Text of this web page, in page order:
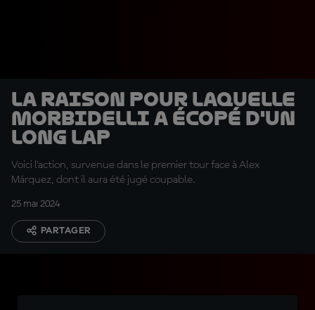
La raison pour laquelle
Morbidelli a écopé d'un
Long Lap
Voici l'action, survenue dans le premier tour face à Alex
Márquez, dont il aura été jugé coupable.
25 mai 2024
PARTAGER